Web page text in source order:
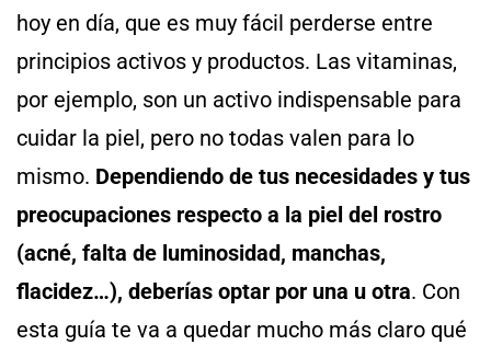
hoy en día, que es muy fácil perderse entre
principios activos y productos. Las vitaminas,
por ejemplo, son un activo indispensable para
cuidar la piel, pero no todas valen para lo
mismo. Dependiendo de tus necesidades y tus
preocupaciones respecto a la piel del rostro
(acné, falta de luminosidad, manchas,
flacidez…), deberías optar por una u otra. Con
esta guía te va a quedar mucho más claro qué